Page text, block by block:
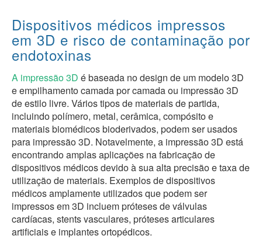
Dispositivos médicos impressos
em 3D e risco de contaminação por
endotoxinas
A impressão 3D é baseada no design de um modelo 3D
e empilhamento camada por camada ou impressão 3D
de estilo livre. Vários tipos de materiais de partida,
incluindo polímero, metal, cerâmica, compósito e
materiais biomédicos bioderivados, podem ser usados
para impressão 3D. Notavelmente, a impressão 3D está
encontrando amplas aplicações na fabricação de
dispositivos médicos devido à sua alta precisão e taxa de
utilização de materiais. Exemplos de dispositivos
médicos amplamente utilizados que podem ser
impressos em 3D incluem próteses de válvulas
cardíacas, stents vasculares, próteses articulares
artificiais e implantes ortopédicos.